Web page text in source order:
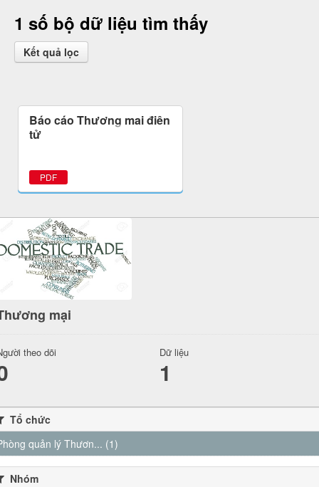
1 số bộ dữ liệu tìm thấy
Kết quả lọc
Báo cáo Thương mại điện
tử
PDF
mại
theo dõi Dữ liệu
1
Tổ chức
quản lý Thươn... (1)
Nhóm